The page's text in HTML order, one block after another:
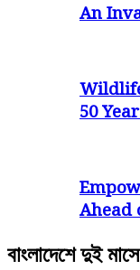
An
50
Ahead
বাংলাদেশে দুই